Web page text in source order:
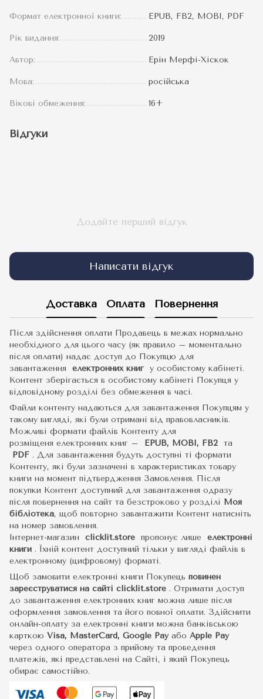
Формат електронної книги: EPUB, FB2, MOBI, PDF
Рік видання: 2019
Автор: Ерін Мерфі-Хіскок
Мова: російська
Вікові обмеження: 16+
Відгуки
Додайте перший відгук
Написати відгук
Доставка Оплата Повернення
Після здійснення оплати Продавець в межах нормально
необхідного для цього часу (як правило – моментально
після оплати) надає доступ до Покупцю для
завантаження електронних книг у особистому кабінеті.
Контент зберігається в особистому кабінеті Покупця у
відповідному розділі без обмеження в часі.
Файли контенту надаються для завантаження Покупцям у
такому вигляді, які були отримані від правовласників.
Можливі формати файлів Контенту для
розміщеня електронних книг –
EPUB, MOBI, FB2 та
PDF . Для завантаження будуть доступні ті формати
Контенту, які були зазначені в характеристиках товару
книги на момент підтвердження Замовлення. Після
покупки Контент доступний для завантаження одразу
після повернення на сайт та безстроково у розділі Моя
бібліотека, щоб повторно завантажити Контент натисніть
на номер замовлення.
Інтернет-магазин clicklit.store пропонує лише електронні
книги . Їхній контент доступний тільки у вигляді файлів в
електронному (цифровому) форматі.
Щоб замовити електронні книги Покупець повинен
зареєструватися на сайті clicklit.store . Отримати доступ
до завантаження електронних книг можна лише після
оформлення замовлення та його повної оплати. Здійснити
онлайн-оплату за електронні книги можна банківською
карткою Visa, MasterCard, Google Pay або Apple Pay
через одного оператора з прийому та проведення
платежів, які представлені на Сайті, і який Покупець
обирає самостійно.